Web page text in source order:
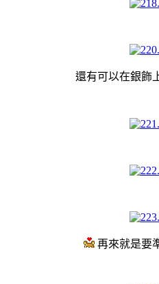
還有可以在銀飾
再來就是要